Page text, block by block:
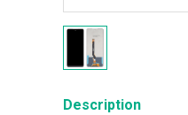
Description